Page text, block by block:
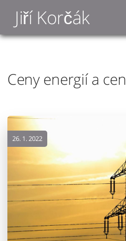
Jiří Korčák
Ceny energií a
26. 1. 2022